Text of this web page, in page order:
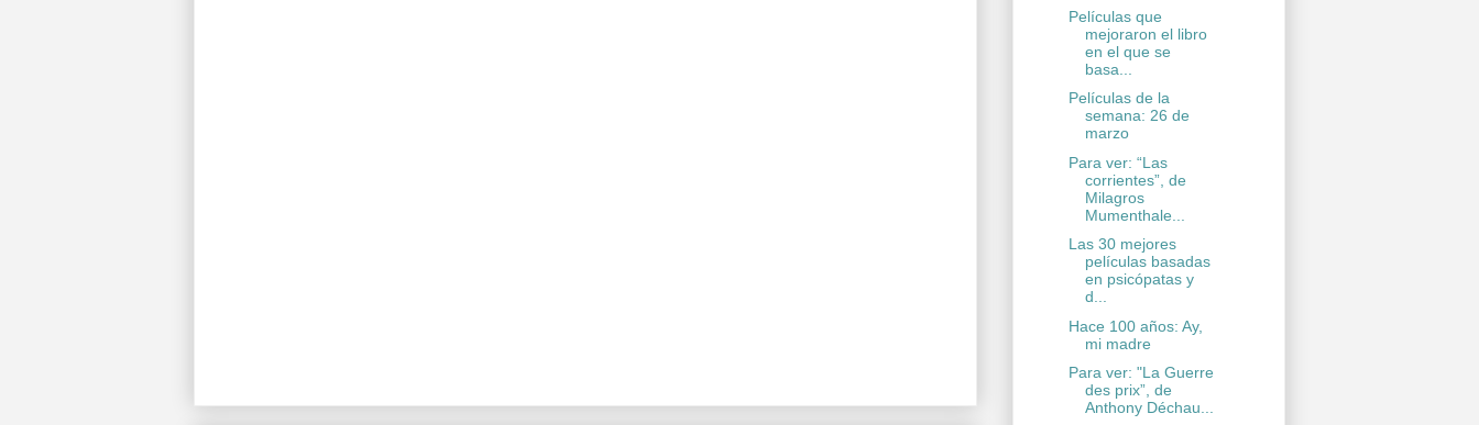
Películas que
mejoraron el libro
en el que se
basa...
Películas de la
semana: 26 de
marzo
Para ver: “Las
corrientes”, de
Milagros
Mumenthale...
Las 30 mejores
películas basadas
en psicópatas y
d...
Hace 100 años: Ay,
mi madre
Para ver: "La Guerre
des prix”, de
Anthony Déchau...